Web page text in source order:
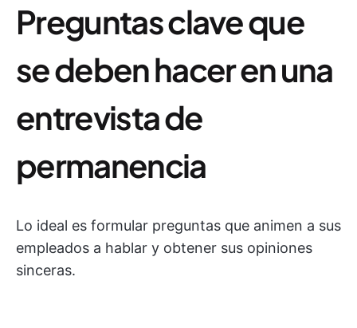
Preguntas clave que
se deben hacer en una
entrevista de
permanencia
Lo ideal es formular preguntas que animen a sus
empleados a hablar y obtener sus opiniones
sinceras.